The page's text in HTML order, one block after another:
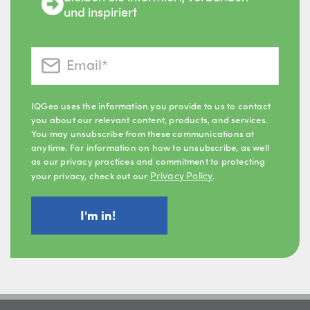
und inspiriert
IQGeo uses the information you provide to us to contact
you about our relevant content, products, and services.
You may unsubscribe from these communications at
anytime. For information on how to unsubscribe, as well
as our privacy practices and commitment to protecting
your privacy, check out our Privacy Policy.